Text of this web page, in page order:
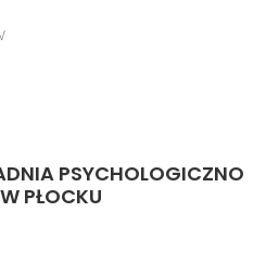
PSYCHOLOGICZNO
PŁOCKU